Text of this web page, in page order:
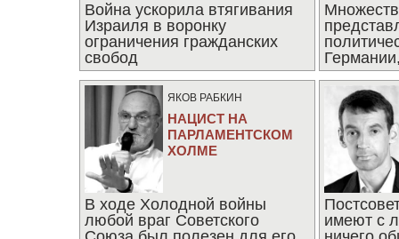
Война ускорила втягивания
Израиля в воронку
ограничения гражданских
свобод
ЯКОВ РАБКИН
НАЦИСТ НА
ПАРЛАМЕНТСКОМ
ХОЛМЕ
В ходе Холодной войны
любой враг Советского
имеют с